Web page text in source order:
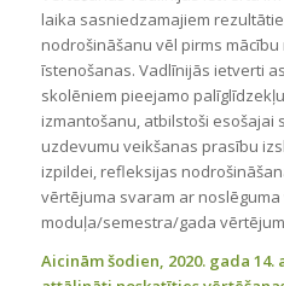
laika sasniedzamajiem
nodrošināšanu vēl pirms
īstenošanas. Vadlīnijās ietverti
skolēniem pieejamo
izmantošanu, atbilstoši esošajai
uzdevumu veikšanas prasību
izpildei, refleksijas
vērtējuma svaram ar
moduļa/semestra/gada
Aicinām šodien, 2020. gada